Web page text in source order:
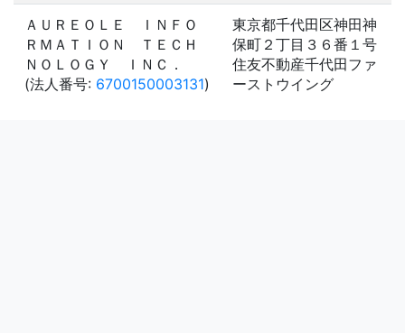
ＡＵＲＥＯＬＥ ＩＮＦＯ
ＲＭＡＴＩＯＮ ＴＥＣＨ
ＮＯＬＯＧＹ ＩＮＣ．
(法人番号: 6700150003131)
東京都千代田区神田神
保町２丁目３６番１号
住友不動産千代田ファ
ーストウイング